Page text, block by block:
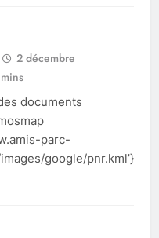
2 décembre
documents
parc-
google/pnr.kml’}